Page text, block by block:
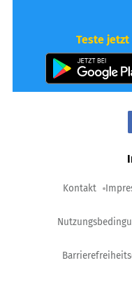
Teste jetzt
Kontakt